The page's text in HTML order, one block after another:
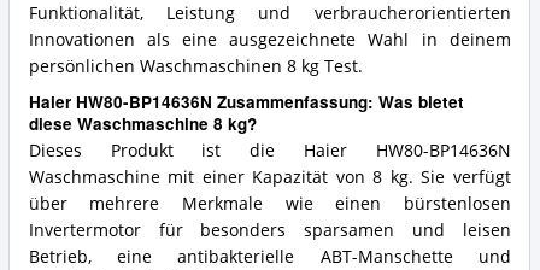
Funktionalität, Leistung und verbraucherorientierten
Innovationen als eine ausgezeichnete Wahl in deinem
persönlichen Waschmaschinen 8 kg Test.
Haier HW80-BP14636N Zusammenfassung: Was bietet
diese Waschmaschine 8 kg?
Dieses Produkt ist die Haier HW80-BP14636N
Waschmaschine mit einer Kapazität von 8 kg. Sie verfügt
über mehrere Merkmale wie einen bürstenlosen
Invertermotor für besonders sparsamen und leisen
Betrieb, eine antibakterielle ABT-Manschette und